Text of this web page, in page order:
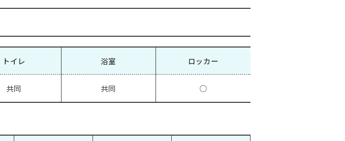
トイレ
共同
浴室
共同
ロッカー
○